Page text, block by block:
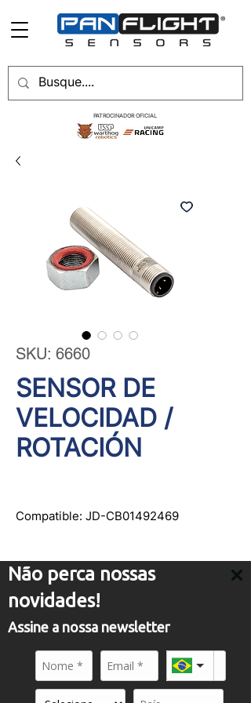
Não perca nossas
novidades!
Assine a nossa newsletter
PATROCINADOR OFICIAL
SKU: 6660
SENSOR DE
VELOCIDAD /
ROTACIÓN
Compatible: JD-CB01492469
ATENDIMENTO
+55 (19) 3437-2010
+55 (19) 97155-8740